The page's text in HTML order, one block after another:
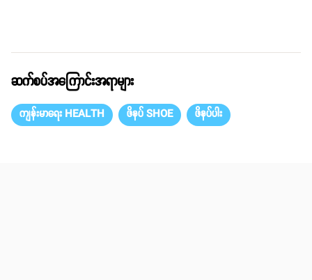
ဆက်စပ်အကြောင်းအရာများ
ကျန်းမာရေး HEALTH ဖိနပ် SHOE ဖိနပ်ပါး